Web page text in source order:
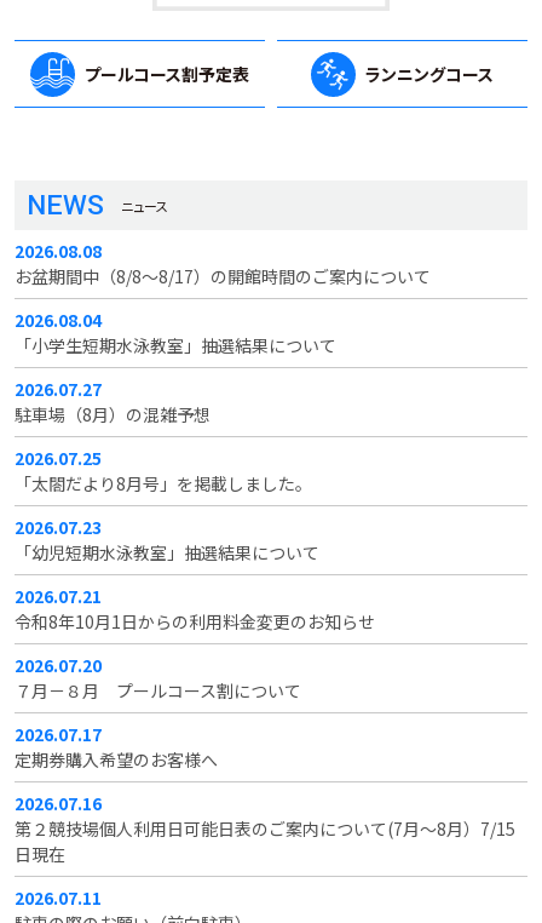
プールコース割予定表 ランニングコース
NEWS ニュース
2026.08.08
お盆期間中（8/8～8/17）の開館時間のご案内について
2026.08.04
「小学生短期水泳教室」抽選結果について
2026.07.27
駐車場（8月）の混雑予想
2026.07.25
「太閤だより8月号」を掲載しました。
2026.07.23
「幼児短期水泳教室」抽選結果について
2026.07.21
令和8年10月1日からの利用料金変更のお知らせ
2026.07.20
７月－８月 プールコース割について
2026.07.17
定期券購入希望のお客様へ
2026.07.16
第２競技場個人利用日可能日表のご案内について(7月～8月）7/15
日現在
2026.07.11